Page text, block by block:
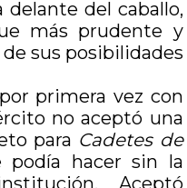
delante del caballo,
más prudente y
sus posibilidades
primera vez con
no aceptó una
para Cadetes de
podía hacer sin la
Aceptó